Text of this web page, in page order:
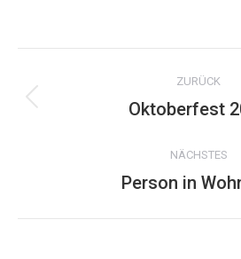
ZURÜCK
Oktoberfest
NÄCHSTES
Person in